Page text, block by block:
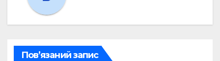
Пов’язаний запис